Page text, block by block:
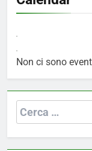
Non ci sono
Ricerca
per: